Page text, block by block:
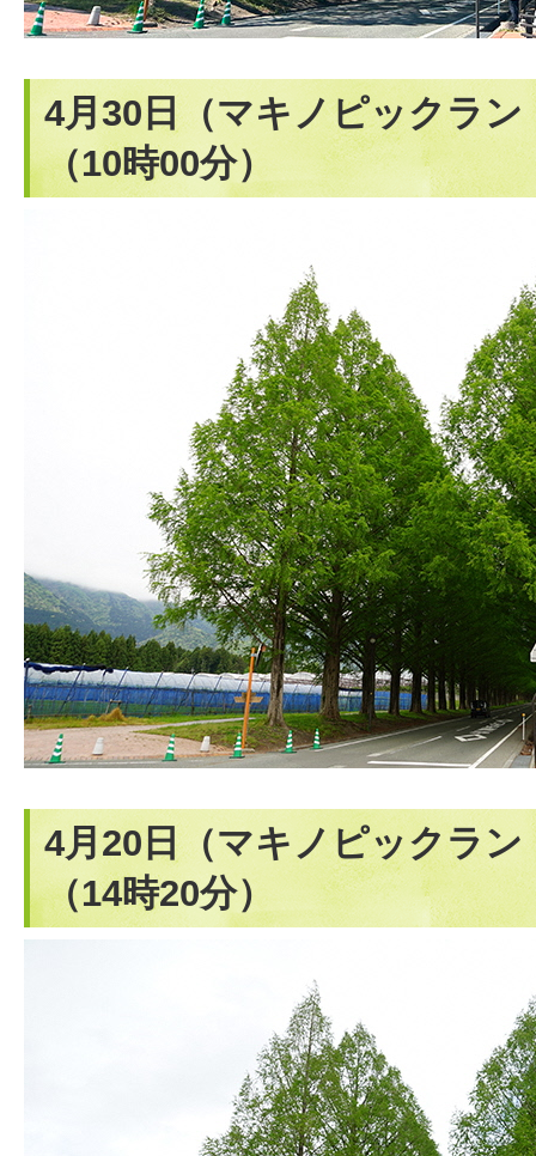
4月30日（マキノピックラン
（10時00分）
4月20日（マキノピックラン
（14時20分）